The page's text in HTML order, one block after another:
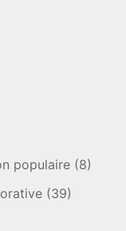
populaire (8)
(39)